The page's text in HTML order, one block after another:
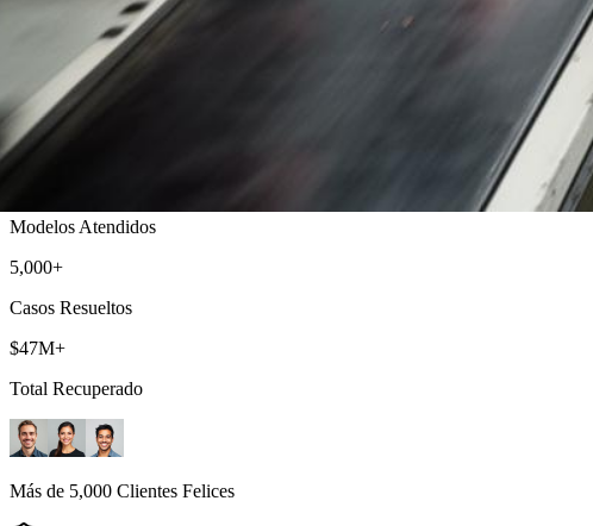
Acura Lemon Law
Evaluaciones de Caso Gratis y Sin Honorarios Hasta que Ganemos
Modelos Atendidos
5,000+
Casos Resueltos
$47M+
Total Recuperado
Más de 5,000 Clientes Felices